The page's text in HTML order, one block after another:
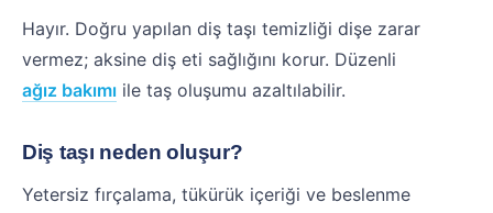
Hayır. Doğru yapılan diş taşı temizliği dişe zarar
vermez; aksine diş eti sağlığını korur. Düzenli
ağız bakımı ile taş oluşumu azaltılabilir.
Diş taşı neden oluşur?
Yetersiz fırçalama, tükürük içeriği ve beslenme